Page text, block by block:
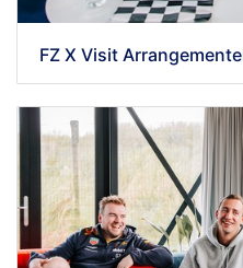
FZ X Visit